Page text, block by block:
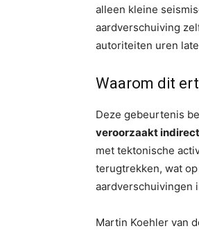
alleen kleine
aardverschuiving
autoriteiten uren
Waarom dit
Deze gebeurtenis
veroorzaakt
met tektonische
terugtrekken, wat
aardverschuivingen
Martin Koehler van